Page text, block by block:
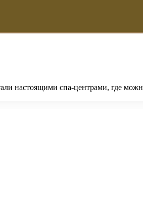
настоящими спа-центрами, где